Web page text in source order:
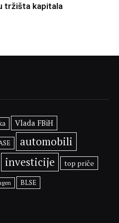
tržišta kapitala
Vlada FBiH
automobili
investicije top priče
BLSE